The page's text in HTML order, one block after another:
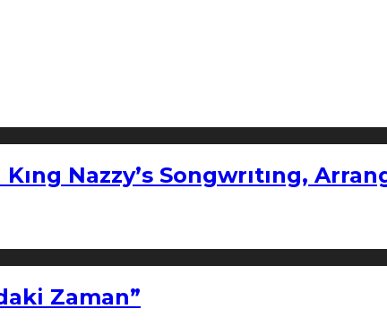
Nazzy’s Songwrıtıng,
Zaman”